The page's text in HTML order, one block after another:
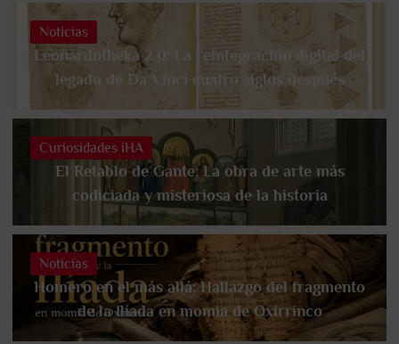
Noticias
Leonardotheka 2.0: La reintegración digital del
legado de Da Vinci cuatro siglos después
Curiosidades iHA
El Retablo de Gante: La obra de arte más
codiciada y misteriosa de la historia
Noticias
Homero en el más allá: Hallazgo del fragmento
de la Ilíada en momia de Oxirrinco